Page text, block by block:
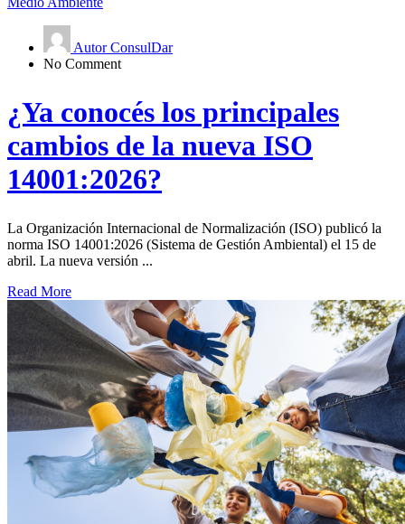
Autor ConsulDar
No Comment
¿Ya conocés los principales
cambios de la nueva ISO
14001:2026?
La Organización Internacional de Normalización (ISO) publicó la
norma ISO 14001:2026 (Sistema de Gestión Ambiental) el 15 de
abril. La nueva versión ...
Read More